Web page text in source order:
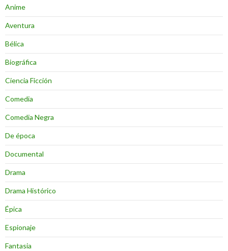
Anime
Aventura
Bélica
Biográfica
Ciencia Ficción
Comedia
Comedia Negra
De época
Documental
Drama
Drama Histórico
Épica
Espionaje
Fantasia